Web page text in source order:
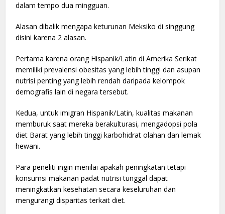
dalam tempo dua mingguan.
Alasan dibalik mengapa keturunan Meksiko di singgung
disini karena 2 alasan.
Pertama karena orang Hispanik/Latin di Amerika Serikat
memiliki prevalensi obesitas yang lebih tinggi dan asupan
nutrisi penting yang lebih rendah daripada kelompok
demografis lain di negara tersebut.
Kedua, untuk imigran Hispanik/Latin, kualitas makanan
memburuk saat mereka berakulturasi, mengadopsi pola
diet Barat yang lebih tinggi karbohidrat olahan dan lemak
hewani.
Para peneliti ingin menilai apakah peningkatan tetapi
konsumsi makanan padat nutrisi tunggal dapat
meningkatkan kesehatan secara keseluruhan dan
mengurangi disparitas terkait diet.